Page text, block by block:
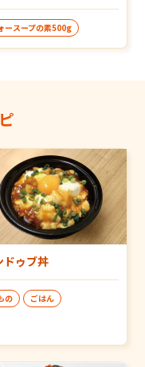
ースープの素500g
ドゥブ丼
の ごはん